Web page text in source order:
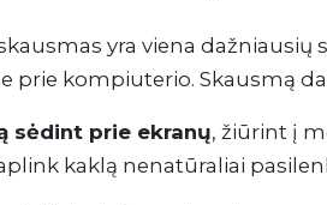
yra viena
prie kompiuterio. Skausmą
sėdint prie ekranų, žiūrint į
kaklą nenatūraliai